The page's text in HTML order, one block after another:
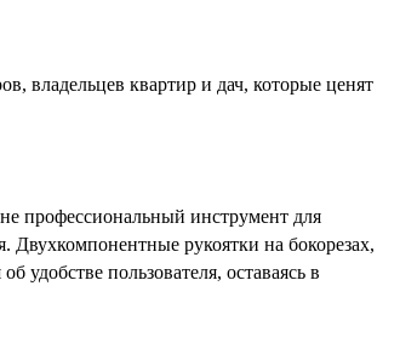
владельцев квартир и дач, которые ценят
профессиональный инструмент для
Двухкомпонентные рукоятки на бокорезах,
удобстве пользователя, оставаясь в